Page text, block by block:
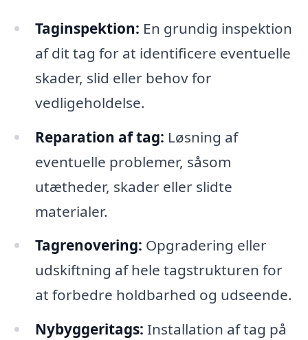
Taginspektion: En grundig inspektion
af dit tag for at identificere eventuelle
skader, slid eller behov for
vedligeholdelse.
Reparation af tag: Løsning af
eventuelle problemer, såsom
utætheder, skader eller slidte
materialer.
Tagrenovering: Opgradering eller
udskiftning af hele tagstrukturen for
at forbedre holdbarhed og udseende.
Nybyggeritags: Installation af tag på